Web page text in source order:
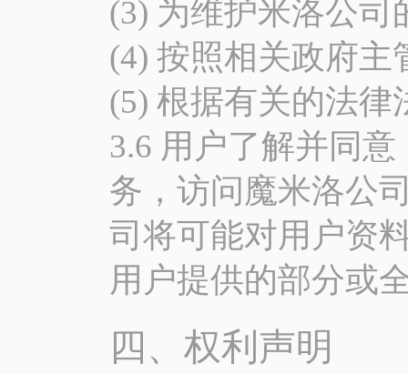
(3) 为维护米洛公司
(4) 按照相关政府主
(5) 根据有关的法律
3.6 用户了解并同
务，访问魔米洛公
司将可能对用户资
用户提供的部分或
四、权利声明